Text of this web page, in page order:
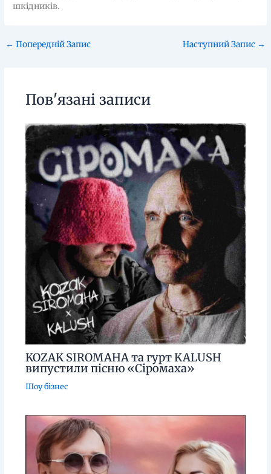
шкідників.
← Попередній Запис Наступний Запис →
Пов'язані записи
KOZAK SIROMAHA та гурт KALUSH
випустили пісню «Сіромаха»
Шоу бізнес